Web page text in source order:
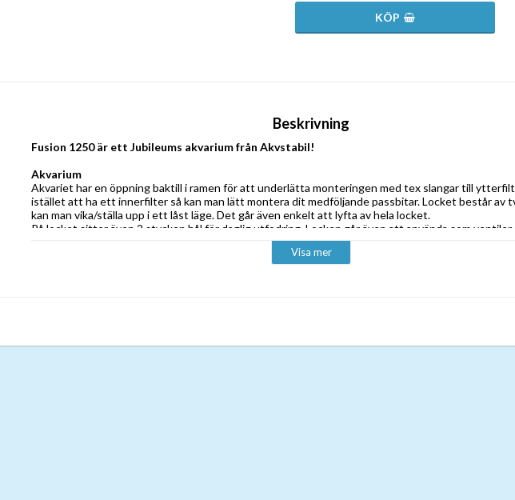
Beskrivning
Fusion 1250 är ett Jubileums akvarium från Akvstabil!
Akvarium
Akvariet har en öppning baktill i ramen för att underlätta monteringen med tex slangar till
istället att ha ett innerfilter så kan man lätt montera dit medföljande passbitar. Locket består av
kan man vika/ställa upp i ett låst läge. Det går även enkelt att lyfta av hela locket.
På locket sitter även 2 stycken hål för daglig utfodring. Locken går även att använda som ventiler
Möbel
Visa mer